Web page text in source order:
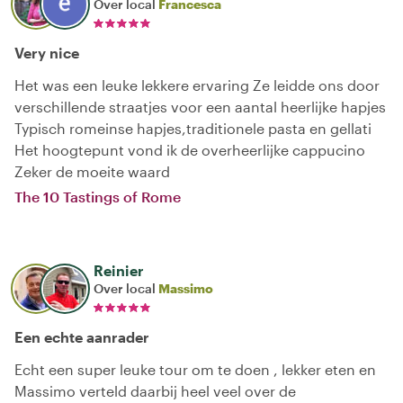
Over local Francesca
Very nice
Het was een leuke lekkere ervaring Ze leidde ons door
verschillende straatjes voor een aantal heerlijke hapjes
Typisch romeinse hapjes,traditionele pasta en gellati
Het hoogtepunt vond ik de overheerlijke cappucino
Zeker de moeite waard
The 10 Tastings of Rome
Reinier
Over local Massimo
Een echte aanrader
Echt een super leuke tour om te doen , lekker eten en
Massimo verteld daarbij heel veel over de